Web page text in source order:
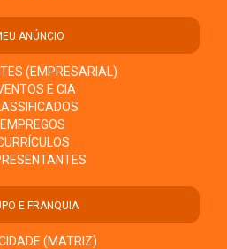
ANÚNCIO
(EMPRESARIAL)
E CIA
EMPREGOS
E FRANQUIA
(MATRIZ)